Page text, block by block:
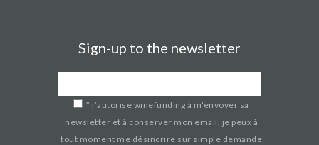
Sign-up to the newsletter
* j’autorise winefunding à m'envoyer sa
newsletter et à conserver mon email. je peux à
tout moment me désincrire sur simple demande